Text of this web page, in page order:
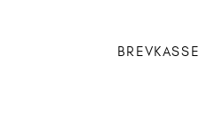
BREVKASSE